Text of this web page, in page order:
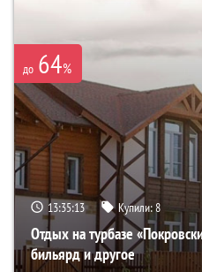
до 64%
13:35:12 Купили:8
Отдых на турбазе
бильярд и другое